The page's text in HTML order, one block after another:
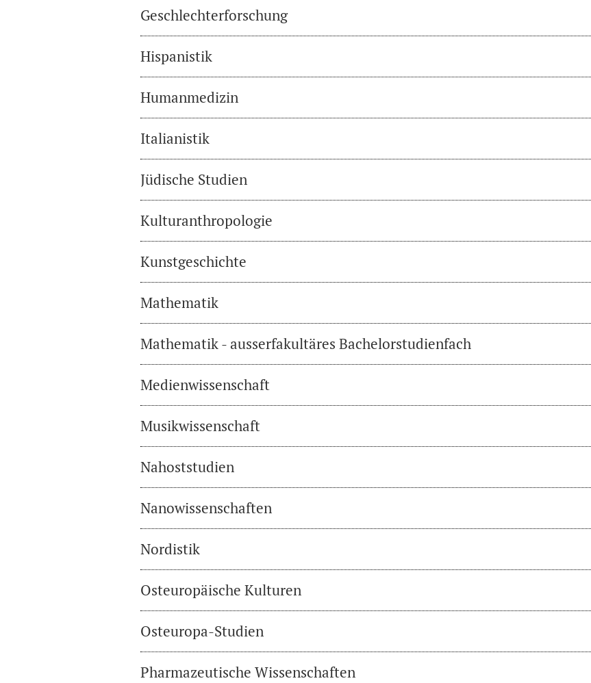
Geschlechterforschung
Hispanistik
Humanmedizin
Italianistik
Jüdische Studien
Kulturanthropologie
Kunstgeschichte
Mathematik
Mathematik - ausserfakultäres Bachelorstudienfach
Medienwissenschaft
Musikwissenschaft
Nahoststudien
Nanowissenschaften
Nordistik
Osteuropäische Kulturen
Osteuropa-Studien
Pharmazeutische Wissenschaften